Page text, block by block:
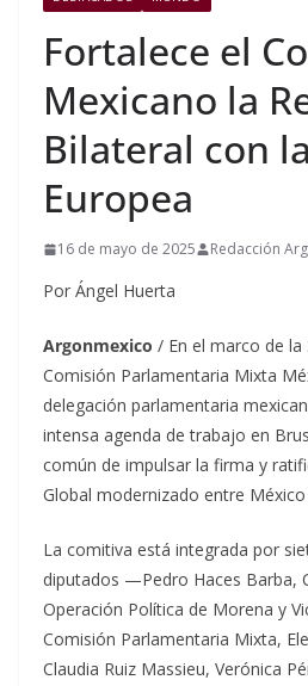
Fortalece el
Mexicano la
Bilateral con
Europea
16 de mayo de 2025 Redacción
Por Ángel Huerta
Argonmexico / En el marco de la
Comisión Parlamentaria Mixta
delegación parlamentaria
intensa agenda de trabajo en
común de impulsar la firma y
Global modernizado entre
La comitiva está integrada por
diputados —Pedro Haces Barba,
Operación Política de Morena y
Comisión Parlamentaria Mixta,
Claudia Ruiz Massieu, Verónica